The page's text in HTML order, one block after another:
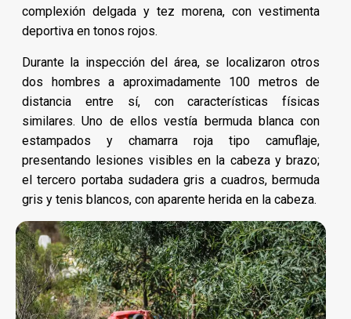
complexión delgada y tez morena, con vestimenta
deportiva en tonos rojos.
Durante la inspección del área, se localizaron otros
dos hombres a aproximadamente 100 metros de
distancia entre sí, con características físicas
similares. Uno de ellos vestía bermuda blanca con
estampados y chamarra roja tipo camuflaje,
presentando lesiones visibles en la cabeza y brazo;
el tercero portaba sudadera gris a cuadros, bermuda
gris y tenis blancos, con aparente herida en la cabeza.